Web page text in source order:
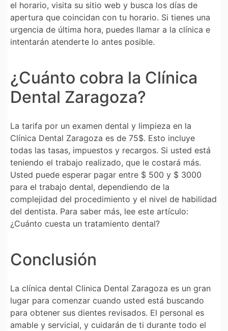
el horario, visita su sitio web y busca los días de
apertura que coincidan con tu horario. Si tienes una
urgencia de última hora, puedes llamar a la clínica e
intentarán atenderte lo antes posible.
¿Cuánto cobra la Clínica
Dental Zaragoza?
La tarifa por un examen dental y limpieza en la
Clínica Dental Zaragoza es de 75$. Esto incluye
todas las tasas, impuestos y recargos. Si usted está
teniendo el trabajo realizado, que le costará más.
Usted puede esperar pagar entre $ 500 y $ 3000
para el trabajo dental, dependiendo de la
complejidad del procedimiento y el nivel de habilidad
del dentista. Para saber más, lee este artículo:
¿Cuánto cuesta un tratamiento dental?
Conclusión
La clínica dental Clinica Dental Zaragoza es un gran
lugar para comenzar cuando usted está buscando
para obtener sus dientes revisados. El personal es
amable y servicial, y cuidarán de ti durante todo el